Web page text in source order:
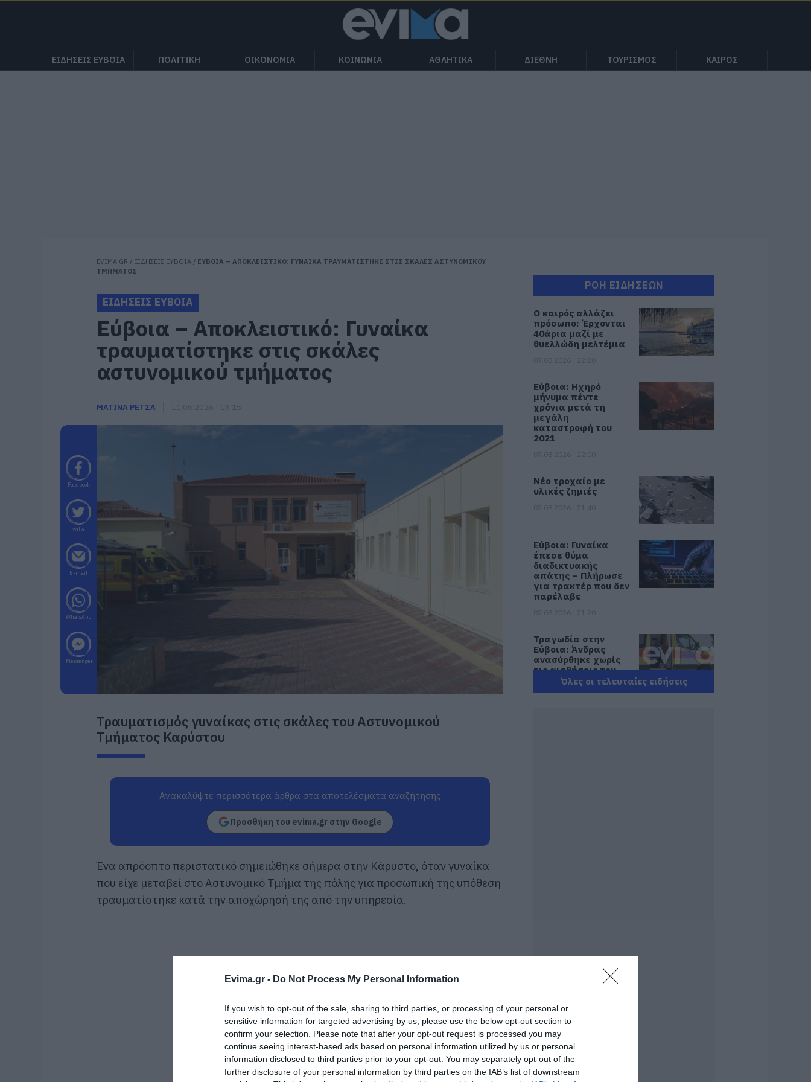
Evima.gr - Do Not Process My Personal Information
If you wish to opt-out of the sale, sharing to third parties, or processing of your personal or
sensitive information for targeted advertising by us, please use the below opt-out section to
confirm your selection. Please note that after your opt-out request is processed you may
continue seeing interest-based ads based on personal information utilized by us or personal
information disclosed to third parties prior to your opt-out. You may separately opt-out of the
further disclosure of your personal information by third parties on the IAB’s list of downstream
ΕΙΔΗΣΕΙΣ ΕΥΒΟΙΑ ΠΟΛΙΤΙΚΗ ΟΙΚΟΝΟΜΙΑ ΚΟΙΝΩΝΙΑ ΑΘΛΗΤΙΚΑ ΔΙΕΘΝΗ ΤΟΥΡΙΣΜΟΣ ΚΑΙΡΟΣ
EVIMA.GR / ΕΙΔΗΣΕΙΣ ΕΥΒΟΙΑ / ΕΥΒΟΙΑ – ΑΠΟΚΛΕΙΣΤΙΚΟ: ΓΥΝΑΙΚΑ ΤΡΑΥΜΑΤΙΣΤΗΚΕ ΣΤΙΣ ΣΚΑΛΕΣ ΑΣΤΥΝΟΜΙΚΟΥ
ΤΜΗΜΑΤΟΣ
ΕΙΔΗΣΕΙΣ ΕΥΒΟΙΑ
Εύβοια – Αποκλειστικό: Γυναίκα
τραυματίστηκε στις σκάλες
αστυνομικού τμήματος
ΜΑΤΙΝΑ ΡΕΤΣΑ
Facebook
Twitter
E-mail
WhatsApp
Messenger
Τραυματισμός γυναίκας στις σκάλες του Αστυνομικού
Τμήματος Καρύστου
Ανακαλύψτε περισσότερα άρθρα στα αποτελέσματα αναζήτησης
Προσθήκη του evima.gr στην Google
Ένα απρόοπτο περιστατικό σημειώθηκε σήμερα στην Κάρυστο, όταν γυναίκα
που είχε μεταβεί στο Αστυνομικό Τμήμα της πόλης για προσωπική της υπόθεση
τραυματίστηκε κατά την αποχώρησή της από την υπηρεσία.
ΡΟΗ ΕΙΔΗΣΕΩΝ
Ο καιρός αλλάζει
πρόσωπο: Έρχονται
40άρια μαζί με
θυελλώδη μελτέμια
Εύβοια: Ηχηρό
μήνυμα πέντε
χρόνια μετά τη
μεγάλη
καταστροφή του
2021
Νέο τροχαίο με
υλικές ζημιές
Εύβοια: Γυναίκα
έπεσε θύμα
διαδικτυακής
απάτης – Πλήρωσε
για τρακτέρ που δεν
παρέλαβε
Τραγωδία στην
Εύβοια: Άνδρας
ανασύρθηκε χωρίς
τις αισθήσεις του
από τη θάλασσα
σύγκρουση
Ράγισαν καρδιές
τελευταίο «αντίο»
στον 36χρονο
επιχειρηματία
07.08.2026 | 19:10
Όλες οι τελευταίες ειδήσεις